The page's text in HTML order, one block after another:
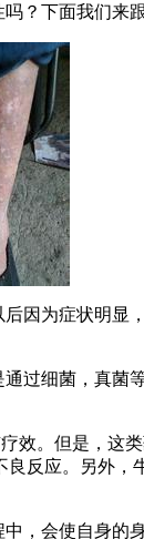
？下面我们来
因为症状明
过细菌，真
。但是，这
反应。另外
，会使自身